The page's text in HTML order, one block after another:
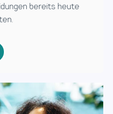
bereits heute